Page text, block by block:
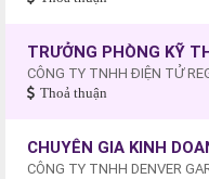
TRƯỞNG PHÒNG KỸ
CÔNG TY TNHH ĐIỆN TỬ
Thoả thuận
CHUYÊN GIA KINH
CÔNG TY TNHH DENVER